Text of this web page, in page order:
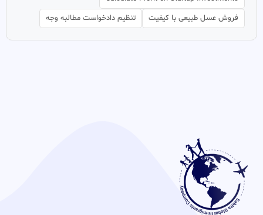
فروش عسل طبیعی با کیفیت
تنظیم دادخواست مطالبه وجه